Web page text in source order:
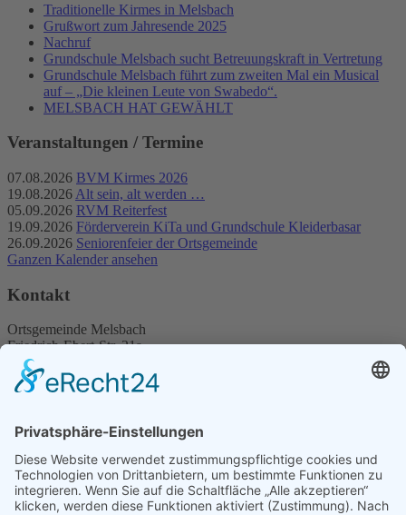
Traditionelle Kirmes in Melsbach
Grußwort zum Jahresende 2025
Nachruf
Grundschule Melsbach sucht Betreuungskraft in Vertretung
Grundschule Melsbach führt zum zweiten Mal ein Musical
auf – „Die kleinen Leute von Swabedo“.
MELSBACH HAT GEWÄHLT
Veranstaltungen / Termine
07.08.2026 BVM Kirmes 2026
19.08.2026 Alt sein, alt werden …
05.09.2026 RVM Reiterfest
19.09.2026 Förderverein KiTa und Grundschule Kleiderbasar
26.09.2026 Seniorenfeier der Ortsgemeinde
Ganzen Kalender ansehen
Kontakt
Ortsgemeinde Melsbach
Friedrich-Ebert-Str. 21a
56581 Melsbach
Telefon (02634) 2310
Telefax (02634) 92 18 27
E-Mail:Diese E-Mail-Adresse ist vor Spambots geschützt! Zur
Anzeige muss JavaScript eingeschaltet sein.
OderDiese E-Mail-Adresse ist vor Spambots geschützt! Zur
Anzeige muss JavaScript eingeschaltet sein.